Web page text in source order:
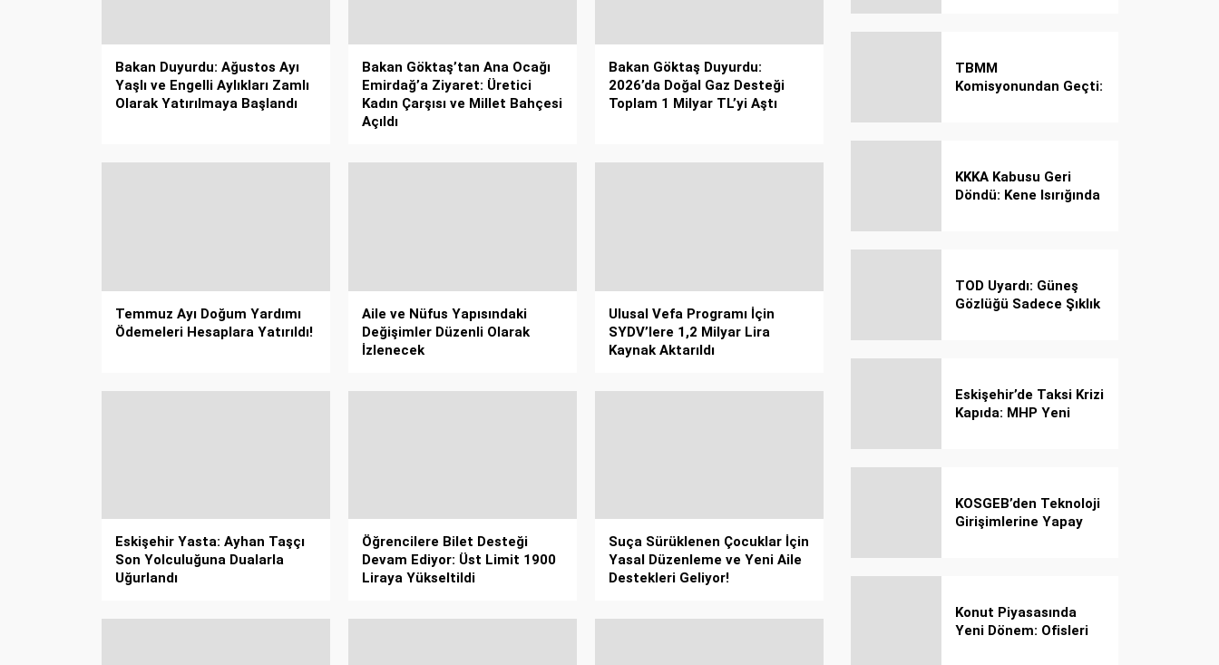
Bakan Duyurdu: Ağustos Ayı
Yaşlı ve Engelli Aylıkları Zamlı
Olarak Yatırılmaya Başlandı
Bakan Göktaş’tan Ana Ocağı
Emirdağ’a Ziyaret: Üretici
Kadın Çarşısı ve Millet Bahçesi
Açıldı
Bakan Göktaş Duyurdu:
2026’da Doğal Gaz Desteği
Toplam 1 Milyar TL’yi Aştı
Temmuz Ayı Doğum Yardımı
Ödemeleri Hesaplara Yatırıldı!
Aile ve Nüfus Yapısındaki
Değişimler Düzenli Olarak
İzlenecek
Ulusal Vefa Programı İçin
SYDV’lere 1,2 Milyar Lira
Kaynak Aktarıldı
Eskişehir Yasta: Ayhan Taşçı
Son Yolculuğuna Dualarla
Uğurlandı
Öğrencilere Bilet Desteği
Devam Ediyor: Üst Limit 1900
Liraya Yükseltildi
Suça Sürüklenen Çocuklar İçin
Yasal Düzenleme ve Yeni Aile
Destekleri Geliyor!
TBMM
Komisyonundan Geçti:
KKKA Kabusu Geri
Döndü: Kene Isırığında
TOD Uyardı: Güneş
Gözlüğü Sadece Şıklık
Eskişehir’de Taksi Krizi
Kapıda: MHP Yeni
KOSGEB’den Teknoloji
Girişimlerine Yapay
Konut Piyasasında
Yeni Dönem: Ofisleri